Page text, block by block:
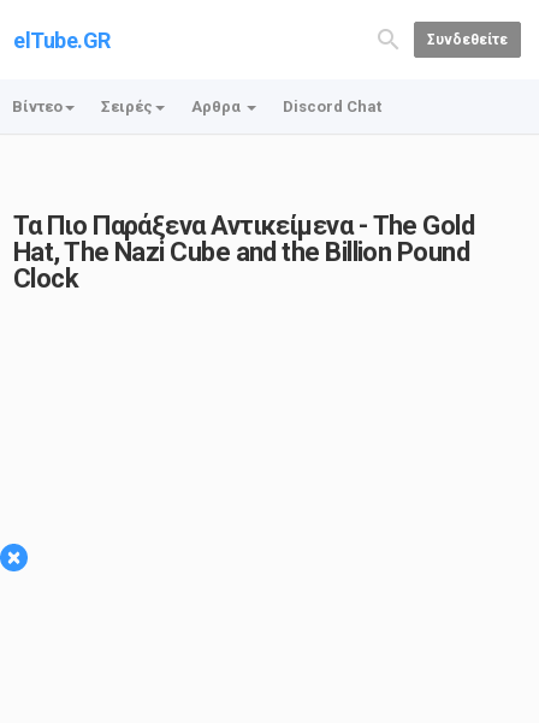
elTube.GR Συνδεθείτε
Βίντεο Σειρές Αρθρα Discord Chat
Τα Πιο Παράξενα Αντικείμενα - The Gold
Hat, The Nazi Cube and the Billion Pound
Clock
×